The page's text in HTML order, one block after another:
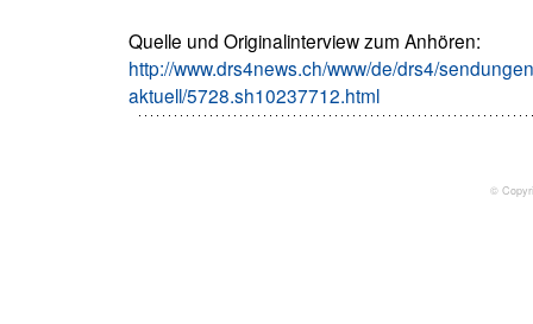
Quelle und Originalinterview zum Anhören:
http://www.drs4news.ch/www/de/drs4/
aktuell/5728.sh10237712.html
©